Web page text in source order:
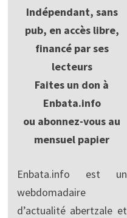
Indépendant, sans
pub, en accès libre,
financé par ses
lecteurs
Faites un don à
Enbata.info
ou abonnez-vous au
mensuel papier
Enbata.info est un
webdomadaire
d’actualité abertzale et